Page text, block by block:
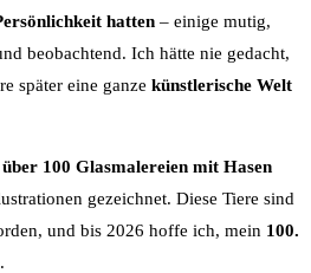
hatten – einige mutig,
beobachtend. Ich hätte nie gedacht,
später eine ganze künstlerische Welt
über 100 Glasmalereien mit Hasen
gezeichnet. Diese Tiere sind
und bis 2026 hoffe ich, mein 100.